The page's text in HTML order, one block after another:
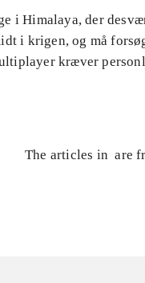
i Himalaya, der
i krigen, og må
kræver
The articles in are